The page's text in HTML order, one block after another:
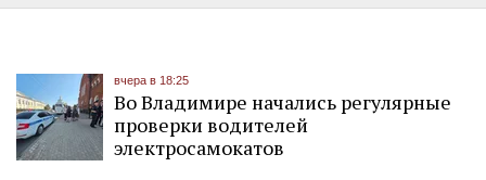
вчера в 18:25
Во Владимире начались регулярные
проверки водителей
электросамокатов